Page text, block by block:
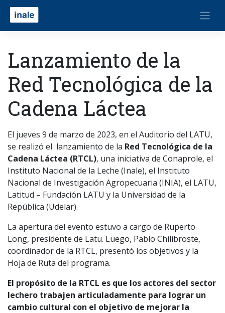
Lanzamiento de la
Red Tecnológica de la
Cadena Láctea
El jueves 9 de marzo de 2023, en el Auditorio del LATU,
se realizó el lanzamiento de la Red Tecnológica de la
Cadena Láctea (RTCL), una iniciativa de Conaprole, el
Instituto Nacional de la Leche (Inale), el Instituto
Nacional de Investigación Agropecuaria (INIA), el LATU,
Latitud – Fundación LATU y la Universidad de la
República (Udelar).
La apertura del evento estuvo a cargo de Ruperto
Long, presidente de Latu. Luego, Pablo Chilibroste,
coordinador de la RTCL, presentó los objetivos y la
Hoja de Ruta del programa.
El propósito de la RTCL es que los actores del sector
lechero trabajen articuladamente para lograr un
cambio cultural con el objetivo de mejorar la